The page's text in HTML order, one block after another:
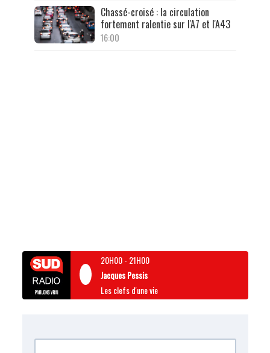
Chassé-croisé : la circulation
fortement ralentie sur l'A7 et l'A43
16:00
20H00- 21H00
Jacques Pessis
Les clefs d'une vie